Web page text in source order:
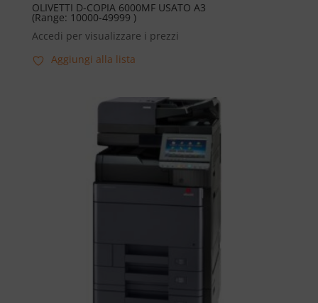
OLIVETTI D-COPIA 6000MF USATO A3
(Range: 10000-49999 )
Accedi per visualizzare i prezzi
Aggiungi alla lista